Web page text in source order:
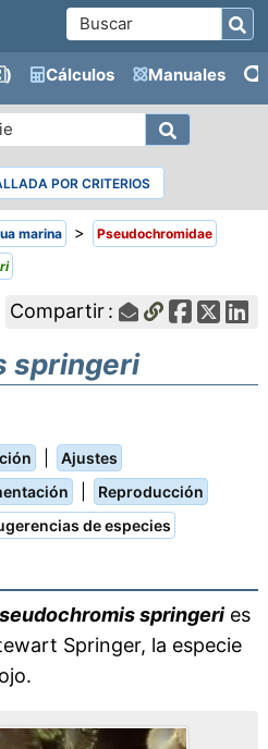
Cálculos Manuales
POR CRITERIOS
marina > Pseudochromidae
Compartir :
springeri
Ajustes
Reproducción
de especies
springeries
Springer, la especie